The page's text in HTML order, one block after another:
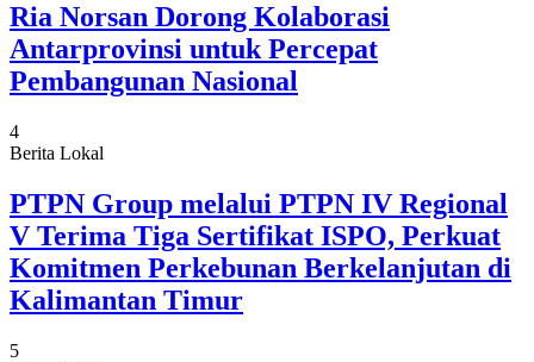
Ria Norsan Dorong Kolaborasi
Antarprovinsi untuk Percepat
Pembangunan Nasional
4
Berita Lokal
PTPN Group melalui PTPN IV Regional
V Terima Tiga Sertifikat ISPO, Perkuat
Komitmen Perkebunan Berkelanjutan di
Kalimantan Timur
5